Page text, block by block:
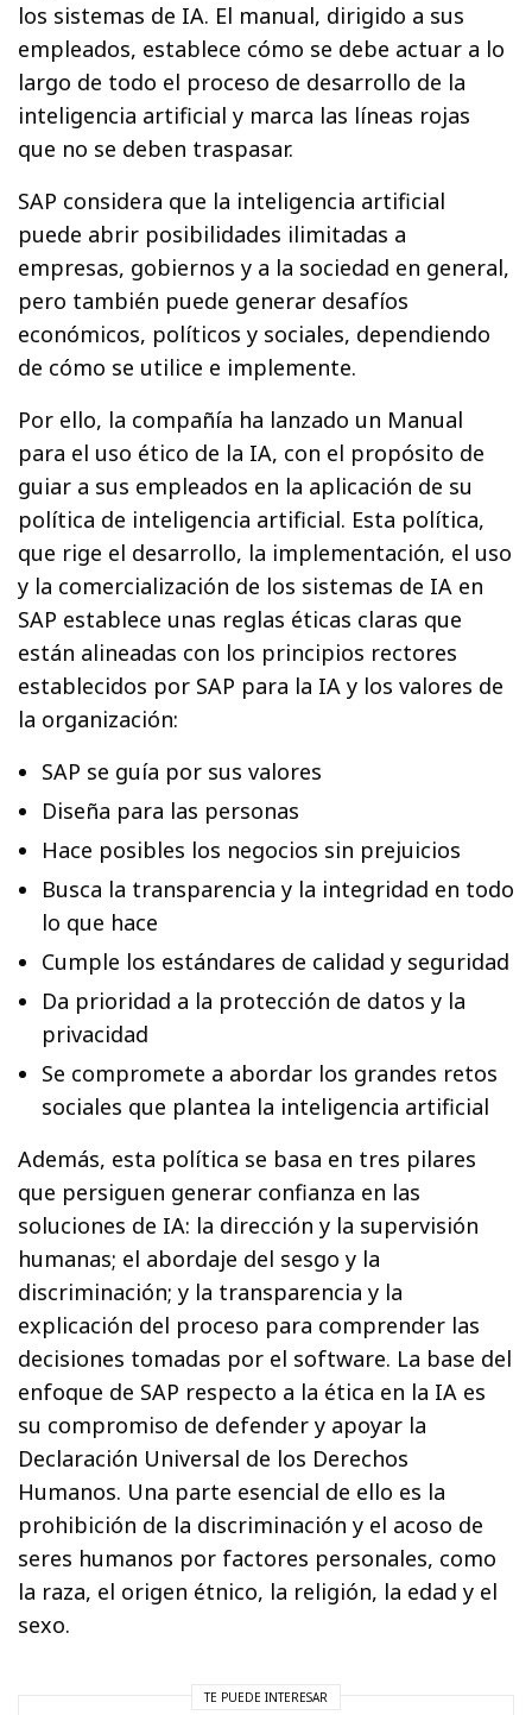
los sistemas de IA. El manual, dirigido a sus
empleados, establece cómo se debe actuar a lo
largo de todo el proceso de desarrollo de la
inteligencia artificial y marca las líneas rojas
que no se deben traspasar.
SAP considera que la inteligencia artificial
puede abrir posibilidades ilimitadas a
empresas, gobiernos y a la sociedad en general,
pero también puede generar desafíos
económicos, políticos y sociales, dependiendo
de cómo se utilice e implemente.
Por ello, la compañía ha lanzado un Manual
para el uso ético de la IA, con el propósito de
guiar a sus empleados en la aplicación de su
política de inteligencia artificial. Esta política,
que rige el desarrollo, la implementación, el uso
y la comercialización de los sistemas de IA en
SAP establece unas reglas éticas claras que
están alineadas con los principios rectores
establecidos por SAP para la IA y los valores de
la organización:
SAP se guía por sus valores
Diseña para las personas
Hace posibles los negocios sin prejuicios
Busca la transparencia y la integridad en todo
lo que hace
Cumple los estándares de calidad y seguridad
Da prioridad a la protección de datos y la
privacidad
Se compromete a abordar los grandes retos
sociales que plantea la inteligencia artificial
Además, esta política se basa en tres pilares
que persiguen generar confianza en las
soluciones de IA: la dirección y la supervisión
humanas; el abordaje del sesgo y la
discriminación; y la transparencia y la
explicación del proceso para comprender las
decisiones tomadas por el software. La base del
enfoque de SAP respecto a la ética en la IA es
su compromiso de defender y apoyar la
Declaración Universal de los Derechos
Humanos. Una parte esencial de ello es la
prohibición de la discriminación y el acoso de
seres humanos por factores personales, como
la raza, el origen étnico, la religión, la edad y el
sexo.
TE PUEDE INTERESAR